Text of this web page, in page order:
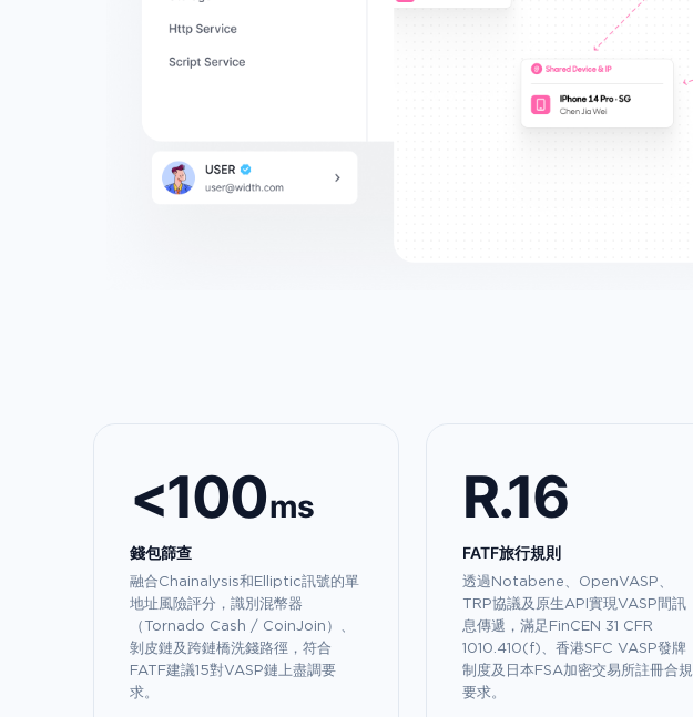
<100ms
錢包篩查
融合Chainalysis和Elliptic訊號的單
地址風險評分，識別混幣器
（Tornado Cash / CoinJoin）、
剝皮鏈及跨鏈橋洗錢路徑，符合
FATF建議15對VASP鏈上盡調要
求。
R.16
FATF旅行規則
透過Notabene、OpenVASP、
TRP協議及原生API實現VASP間訊
息傳遞，滿足FinCEN 31 CFR
1010.410(f)、香港SFC VASP發牌
制度及日本FSA加密交易所註冊合規
要求。